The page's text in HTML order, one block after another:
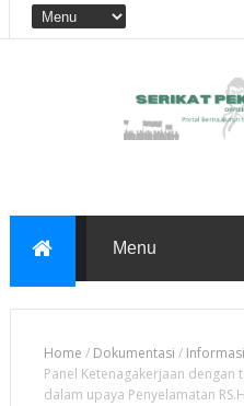
Home / Dokumentasi / Informasi
Panel Ketenagakerjaan dengan
dalam upaya Penyelamatan